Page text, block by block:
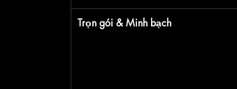
Trọn gói & Minh bạch